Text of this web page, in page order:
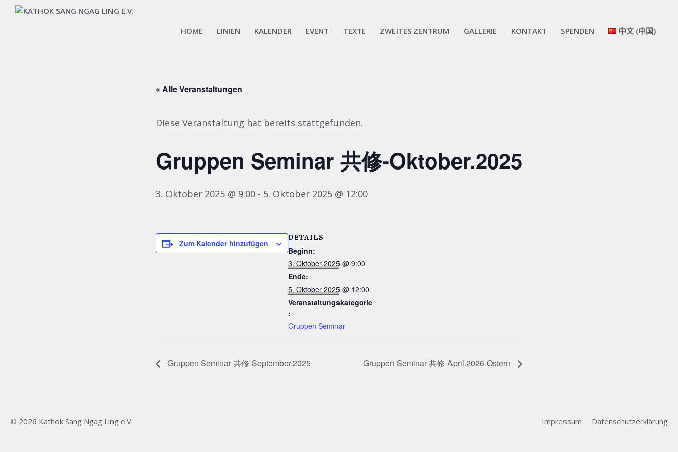
HOME LINIEN KALENDER EVENT TEXTE ZWEITES ZENTRUM GALLERIE KONTAKT SPENDEN 中文 (中国)
« Alle Veranstaltungen
Diese Veranstaltung hat bereits stattgefunden.
Gruppen Seminar 共修-Oktober.2025
3. Oktober 2025 @ 9:00 - 5. Oktober 2025 @ 12:00
Zum Kalender hinzufügen
DETAILS
Beginn:
3. Oktober 2025 @ 9:00
Ende:
5. Oktober 2025 @ 12:00
Veranstaltungskategorie
:
Gruppen Seminar
Gruppen Seminar 共修-September.2025 Gruppen Seminar 共修-April.2026-Ostern
Impressum Datenschutzerklärung
© 2026 Kathok Sang Ngag Ling e.V.